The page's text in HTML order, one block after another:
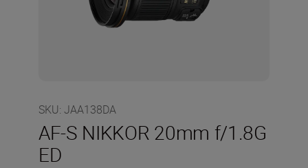
SKU: JAA138DA
AF-S NIKKOR 20mm f/1.8G
ED